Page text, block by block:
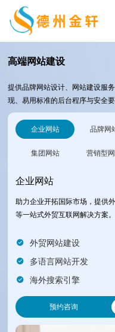
高端网站建设
提供品牌网站设计、网站建设服
现、易用标准的后台程序与安全
企业网站 品牌网
集团网站 营销型
企业网站
助力企业开拓国际市场，提供
等一站式外贸互联网解决方案。
外贸网站建设
多语言网站开发
海外搜索引擎
预约咨询